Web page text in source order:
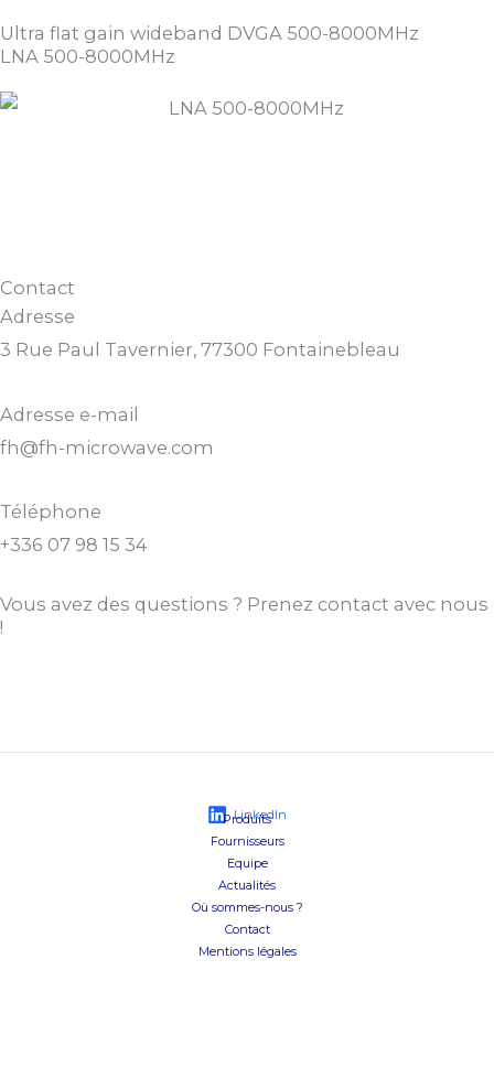
Ultra flat gain wideband DVGA 500-8000MHz
LNA 500-8000MHz
Contact
Adresse
3 Rue Paul Tavernier, 77300 Fontainebleau
Adresse e-mail
fh@fh-microwave.com
Téléphone
+336 07 98 15 34
Vous avez des questions ? Prenez contact avec nous
!
LinkedIn
Produits
Fournisseurs
Equipe
Actualités
Où sommes-nous ?
Contact
Mentions légales